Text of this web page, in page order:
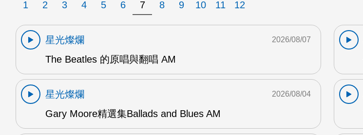
1 2 3 4 5 6 7 8 9 10 11 12
星光燦爛
The Beatles 的原唱與翻唱 AM
2026/08/07
星光燦爛
Gary Moore精選集Ballads and Blues AM
2026/08/04